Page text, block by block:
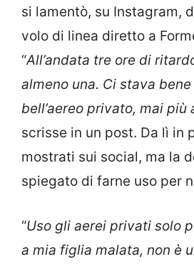
si lamentò, su Instagram,
volo di linea diretto a
“All’andata tre ore di
almeno una. Ci stava bene
bell’aereo privato, mai più
scrisse in un post. Da lì in
mostrati sui social, ma la
spiegato di farne uso per
“Uso gli aerei privati solo
a mia figlia malata, non è